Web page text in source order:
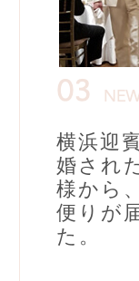
横浜迎
婚され
様から
便りが
た。